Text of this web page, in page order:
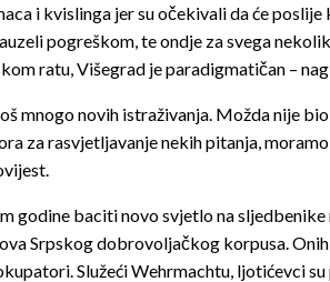
i kvislinga jer su očekivali da će
pogreškom, te ondje za svega
ratu, Višegrad je paradigmatičan –
mnogo novih istraživanja. Možda nije
za rasvjetljavanje nekih pitanja,
godine baciti novo svjetlo na
Srpskog dobrovoljačkog korpusa.
Služeći Wehrmachtu, ljotićevci